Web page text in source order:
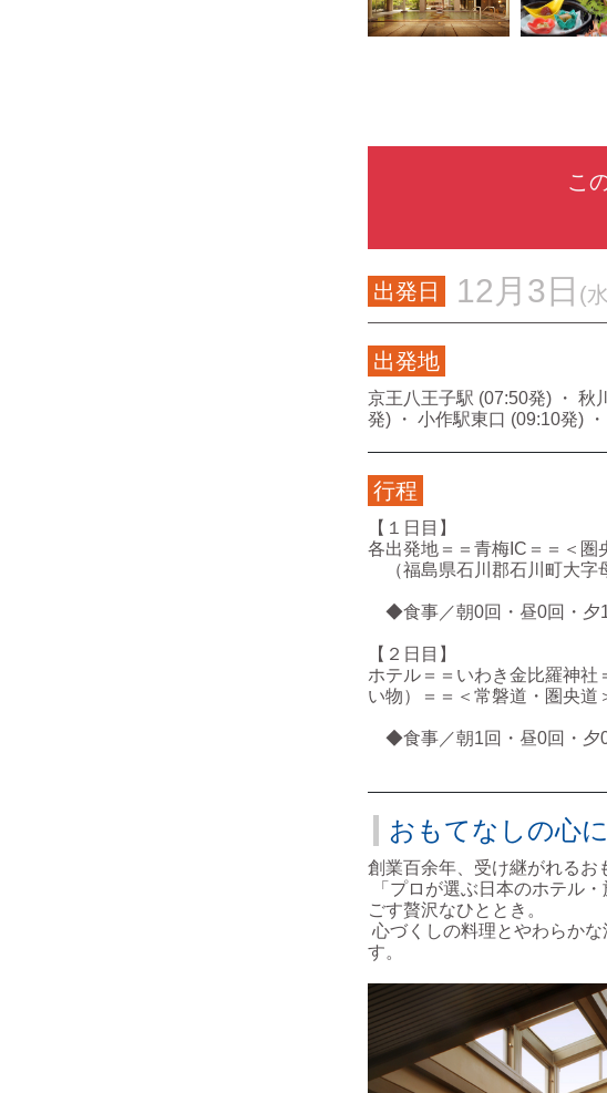
こ
出発日 12月3日 (
出発地
京王八王子駅 (07:50発) ・ 秋
発) ・ 小作駅東口 (09:10発)
行程
【１日目】
各出発地＝＝青梅IC＝＝＜圏
（福島県石川郡石川町大字
◆食事／朝0回・昼0回・夕
【２日目】
ホテル＝＝いわき金比羅神社
い物）＝＝＜常磐道・圏央道
◆食事／朝1回・昼0回・夕
おもてなしの心
創業百余年、受け継がれるお
「プロが選ぶ日本のホテル
ごす贅沢なひととき。
心づくしの料理とやわらか
す。